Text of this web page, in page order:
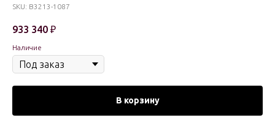
SKU: B3213-1087
933 340 ₽
Наличие
В корзину